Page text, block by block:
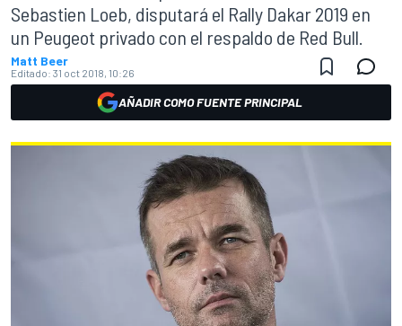
Sebastien Loeb, disputará el Rally Dakar 2019 en
un Peugeot privado con el respaldo de Red Bull.
Matt Beer
Editado: 31 oct 2018, 10:26
AÑADIR COMO FUENTE PRINCIPAL